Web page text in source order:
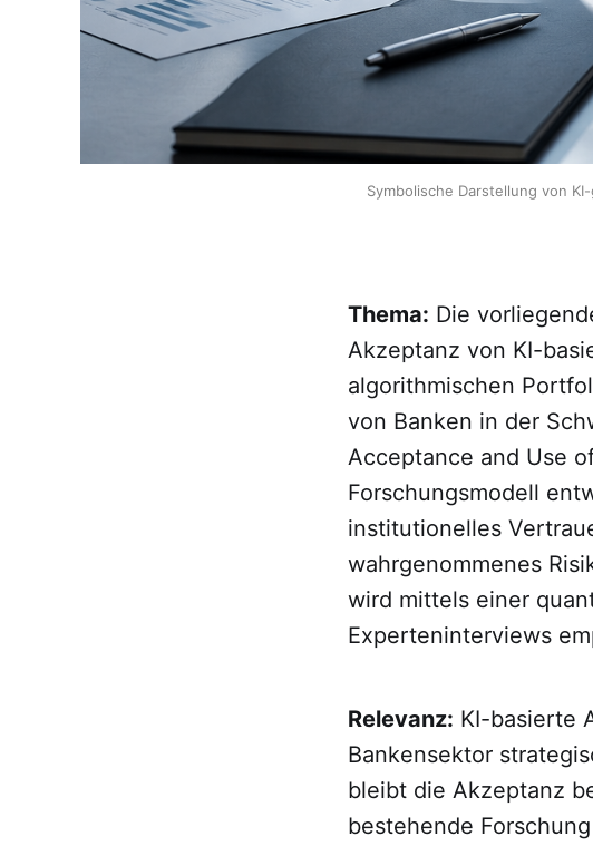
Symbolische Darstellung von
Thema: Die
Akzeptanz von KI-
algorithmischen
von Banken in der
Acceptance and Use
Forschungsmodell
institutionelles
wahrgenommenes
wird mittels einer
Experteninterviews
Relevanz: KI-basierte
Bankensektor
bleibt die Akzeptanz
bestehende